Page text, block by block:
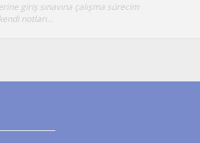
giriş sınavına çalışma sürecim
notları...